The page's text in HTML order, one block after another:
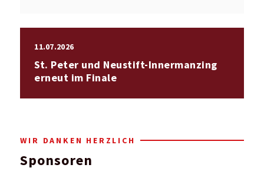
11.07.2026
St. Peter und Neustift-Innermanzing
erneut im Finale
WIR DANKEN HERZLICH
Sponsoren